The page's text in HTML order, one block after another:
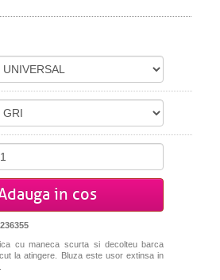
in cos
cu maneca scurta si decolteu barca
la atingere. Bluza este usor extinsa in